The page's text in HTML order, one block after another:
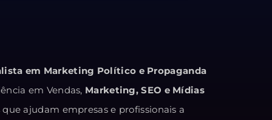
em Marketing Político e Propaganda
em Vendas, Marketing, SEO e Mídias
ajudam empresas e profissionais a